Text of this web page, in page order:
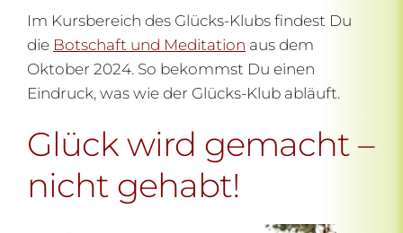
Im Kursbereich des Glücks-Klubs findest Du
die Botschaft und Meditation aus dem
Oktober 2024. So bekommst Du einen
Eindruck, was wie der Glücks-Klub abläuft.
Glück wird gemacht –
nicht gehabt!